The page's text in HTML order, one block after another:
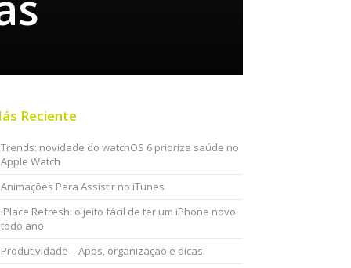
Reciente
Trends: novidade do watchOS 6 prioriza saúde no
Apple Watch
Animações Para Assistir no iTunes
iPlace Refresh: o jeito fácil de ter um iPhone novo
todo ano
Produtividade – Apps, organização e dicas.